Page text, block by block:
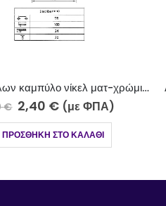
Λαβές επίπλων καμπύλο νίκελ ματ-χρώμιο 703-10-5/96
2,50€ 2,40
ΠΡΟΣΘΉΚΗ ΣΤΟ